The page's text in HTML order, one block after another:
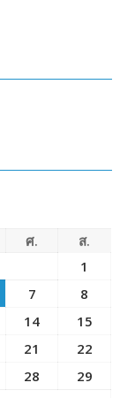
ศ.
ส.
1
7
8
14
15
21
22
28
29